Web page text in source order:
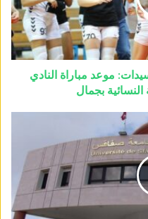
موعد مباراة النادي
بجمال